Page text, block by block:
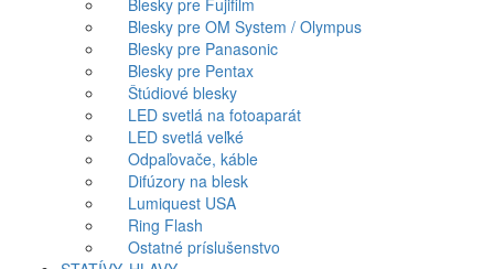
Blesky pre Fujifilm
Blesky pre OM System / Olympus
Blesky pre Panasonic
Blesky pre Pentax
Štúdiové blesky
LED svetlá na fotoaparát
LED svetlá veľké
Odpaľovače, káble
Difúzory na blesk
Lumiquest USA
Ring Flash
Ostatné príslušenstvo